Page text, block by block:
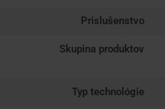
Prislušenstvo
Skupina produktov
Typ technológie